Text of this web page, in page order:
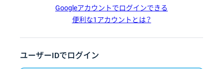
Googleアカウントでログインできる
便利な1アカウントとは？
ユーザーIDでログイン